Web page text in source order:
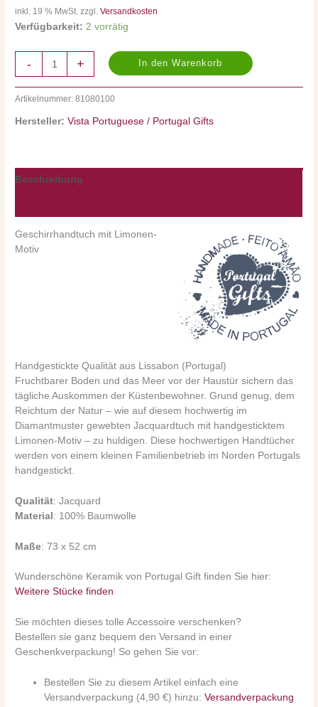
inkl. 19 % MwSt. zzgl.Versandkosten
Verfügbarkeit: 2 vorrätig
- + In den Warenkorb
Artikelnummer:81080100
Hersteller: Vista Portuguese / Portugal Gifts
Beschreibung
Geschirrhandtuch mit Limonen-
Motiv
Handgestickte Qualität aus Lissabon (Portugal)
Fruchtbarer Boden und das Meer vor der Haustür sichern das
tägliche Auskommen der Küstenbewohner. Grund genug, dem
Reichtum der Natur – wie auf diesem hochwertig im
Diamantmuster gewebten Jacquardtuch mit handgesticktem
Limonen-Motiv – zu huldigen. Diese hochwertigen Handtücher
werden von einem kleinen Familienbetrieb im Norden Portugals
handgestickt.
Qualität: Jacquard
Material: 100% Baumwolle
Maße: 73 x 52 cm
Wunderschöne Keramik von Portugal Gift finden Sie hier:
Weitere Stücke finden
Sie möchten dieses tolle Accessoire verschenken?
Bestellen sie ganz bequem den Versand in einer
Geschenkverpackung! So gehen Sie vor:
Bestellen Sie zu diesem Artikel einfach eine
Versandverpackung (4,90 €) hinzu:Versandverpackung